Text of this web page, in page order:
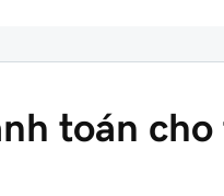
toán cho